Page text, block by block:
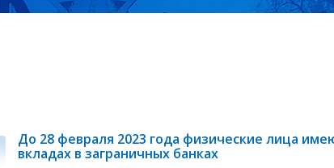
До 28 февраля 2023 года физические лица
вкладах в заграничных банках